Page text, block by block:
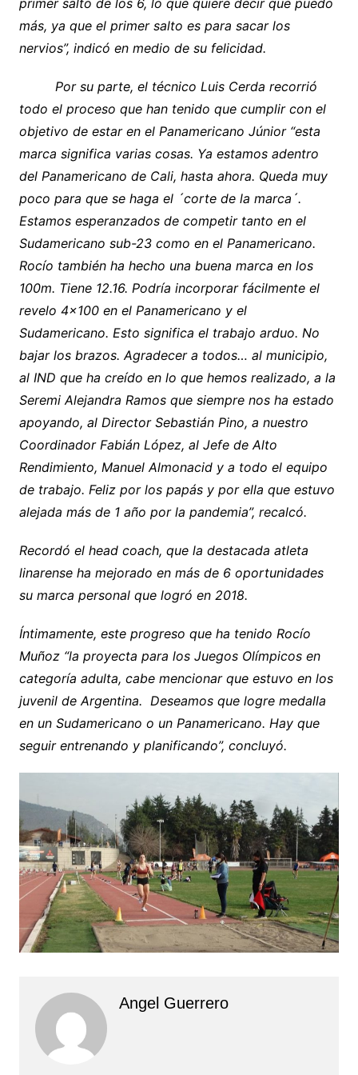
primer salto de los 6, lo que quiere decir que puedo
más, ya que el primer salto es para sacar los
nervios”, indicó en medio de su felicidad.
Por su parte, el técnico Luis Cerda recorrió
todo el proceso que han tenido que cumplir con el
objetivo de estar en el Panamericano Júnior “esta
marca significa varias cosas. Ya estamos adentro
del Panamericano de Cali, hasta ahora. Queda muy
poco para que se haga el ´corte de la marca´.
Estamos esperanzados de competir tanto en el
Sudamericano sub-23 como en el Panamericano.
Rocío también ha hecho una buena marca en los
100m. Tiene 12.16. Podría incorporar fácilmente el
revelo 4×100 en el Panamericano y el
Sudamericano. Esto significa el trabajo arduo. No
bajar los brazos. Agradecer a todos… al municipio,
al IND que ha creído en lo que hemos realizado, a la
Seremi Alejandra Ramos que siempre nos ha estado
apoyando, al Director Sebastián Pino, a nuestro
Coordinador Fabián López, al Jefe de Alto
Rendimiento, Manuel Almonacid y a todo el equipo
de trabajo. Feliz por los papás y por ella que estuvo
alejada más de 1 año por la pandemia”, recalcó.
Recordó el head coach, que la destacada atleta
linarense ha mejorado en más de 6 oportunidades
su marca personal que logró en 2018.
Íntimamente, este progreso que ha tenido Rocío
Muñoz “la proyecta para los Juegos Olímpicos en
categoría adulta, cabe mencionar que estuvo en los
juvenil de Argentina. Deseamos que logre medalla
en un Sudamericano o un Panamericano. Hay que
seguir entrenando y planificando”, concluyó.
Angel Guerrero